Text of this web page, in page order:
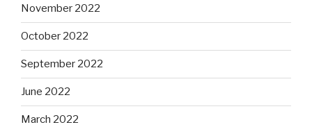
November 2022
October 2022
September 2022
June 2022
March 2022